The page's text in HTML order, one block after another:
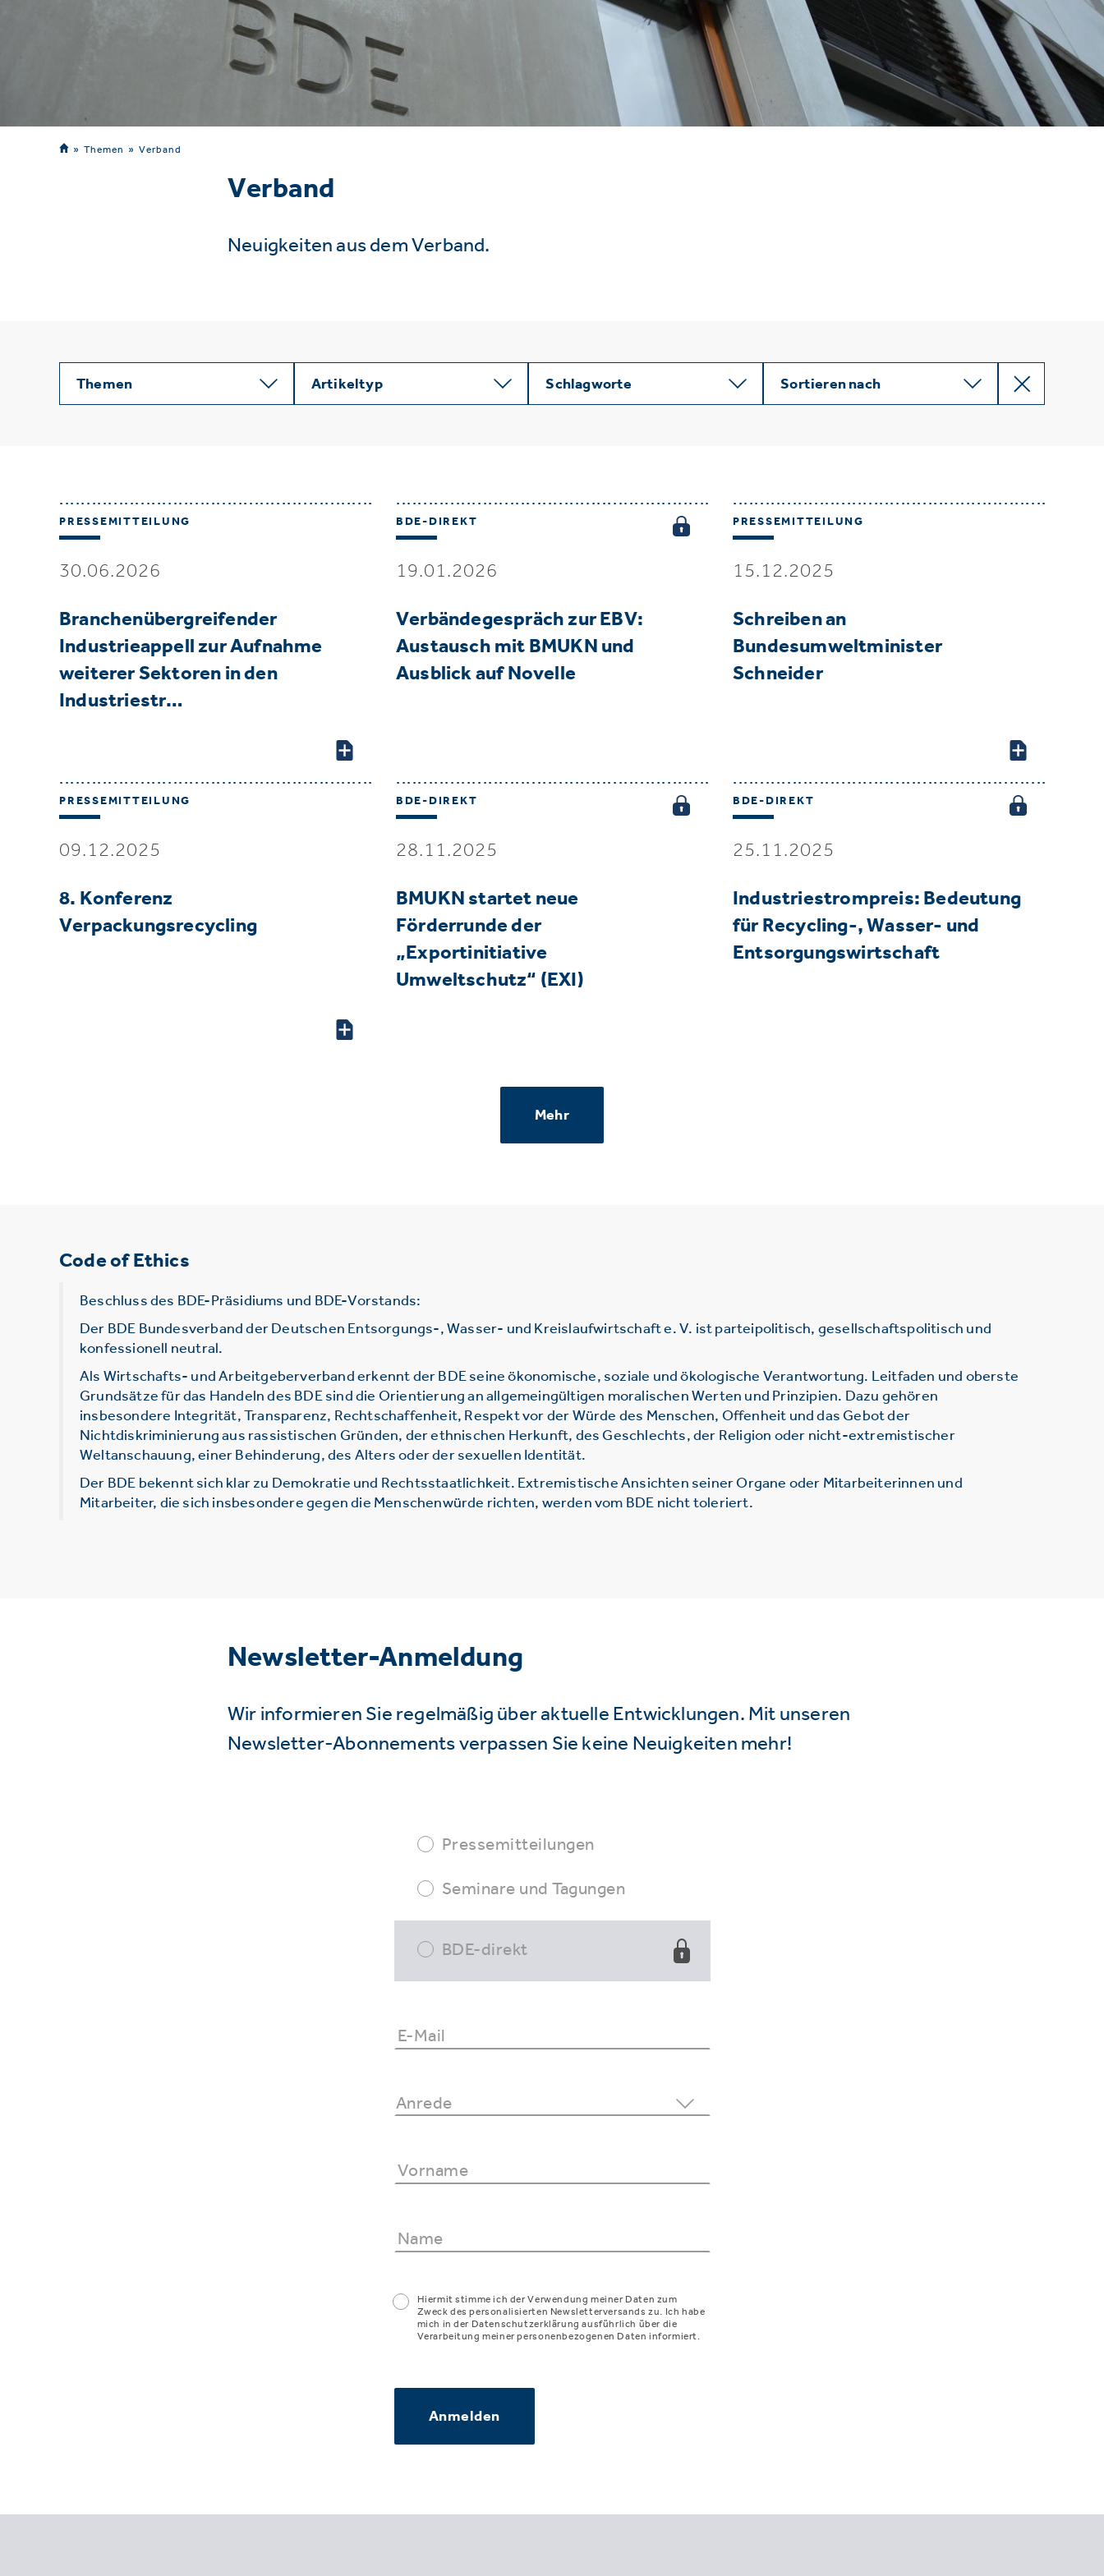
Themen Verband
Verband
Neuigkeiten aus dem Verband.
Themen Artikeltyp Schlagworte Sortieren nach
PRESSEMITTEILUNG
30.06.2026
Branchenübergreifender
Industrieappell zur Aufnahme
weiterer Sektoren in den
Industriestr…
BDE-DIREKT
19.01.2026
Verbändegespräch zur EBV:
Austausch mit BMUKN und
Ausblick auf Novelle
PRESSEMITTEILUNG
15.12.2025
Schreiben an
Bundesumweltminister
Schneider
PRESSEMITTEILUNG
09.12.2025
8. Konferenz
Verpackungsrecycling
BDE-DIREKT
28.11.2025
BMUKN startet neue
Förderrunde der
„Exportinitiative
Umweltschutz“ (EXI)
BDE-DIREKT
25.11.2025
Industriestrompreis: Bedeutung
für Recycling-, Wasser- und
Entsorgungswirtschaft
Mehr
Code of Ethics
Beschluss des BDE-Präsidiums und BDE-Vorstands:
Der BDE Bundesverband der Deutschen Entsorgungs-, Wasser- und Kreislaufwirtschaft e. V. ist parteipolitisch, gesellschaftspolitisch und
konfessionell neutral.
Als Wirtschafts- und Arbeitgeberverband erkennt der BDE seine ökonomische, soziale und ökologische Verantwortung. Leitfaden und oberste
Grundsätze für das Handeln des BDE sind die Orientierung an allgemeingültigen moralischen Werten und Prinzipien. Dazu gehören
insbesondere Integrität, Transparenz, Rechtschaffenheit, Respekt vor der Würde des Menschen, Offenheit und das Gebot der
Nichtdiskriminierung aus rassistischen Gründen, der ethnischen Herkunft, des Geschlechts, der Religion oder nicht-extremistischer
Weltanschauung, einer Behinderung, des Alters oder der sexuellen Identität.
Der BDE bekennt sich klar zu Demokratie und Rechtsstaatlichkeit. Extremistische Ansichten seiner Organe oder Mitarbeiterinnen und
Mitarbeiter, die sich insbesondere gegen die Menschenwürde richten, werden vom BDE nicht toleriert.
Newsletter-Anmeldung
Wir informieren Sie regelmäßig über aktuelle Entwicklungen. Mit unseren
Newsletter-Abonnements verpassen Sie keine Neuigkeiten mehr!
Pressemitteilungen
Seminare und Tagungen
BDE-direkt
Hiermit stimme ich der Verwendung meiner Daten zum
Zweck des personalisierten Newsletterversands zu. Ich habe
mich in der Datenschutzerklärung ausführlich über die
Verarbeitung meiner personenbezogenen Daten informiert.
Anmelden